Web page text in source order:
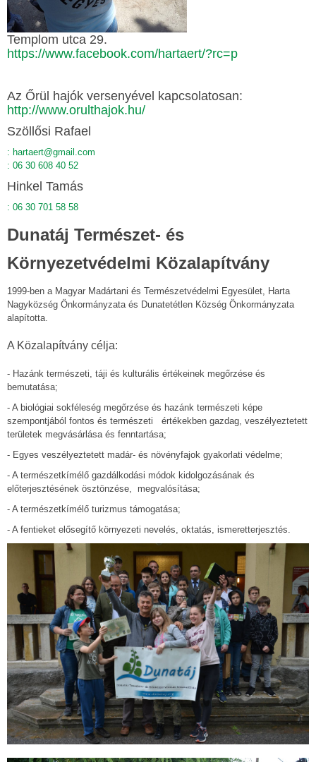
Templom utca 29.
https://www.facebook.com/hartaert/?rc=p
Az Őrül hajók versenyével kapcsolatosan:
http://www.orulthajok.hu/
Szöllősi Rafael
: hartaert@gmail.com
: 06 30 608 40 52
Hinkel Tamás
: 06 30 701 58 58
Dunatáj Természet- és
Környezetvédelmi Közalapítvány
1999-ben a Magyar Madártani és Természetvédelmi Egyesület, Harta
Nagyközség Önkormányzata és Dunatetétlen Község Önkormányzata
alapította.
A Közalapítvány célja:
- Hazánk természeti, táji és kulturális értékeinek megőrzése és
bemutatása;
- A biológiai sokféleség megőrzése és hazánk természeti képe
szempontjából fontos és természeti értékekben gazdag, veszélyeztetett
területek megvásárlása és fenntartása;
- Egyes veszélyeztetett madár- és növényfajok gyakorlati védelme;
- A természetkímélő gazdálkodási módok kidolgozásának és
előterjesztésének ösztönzése, megvalósítása;
- A természetkímélő turizmus támogatása;
- A fentieket elősegítő környezeti nevelés, oktatás, ismeretterjesztés.